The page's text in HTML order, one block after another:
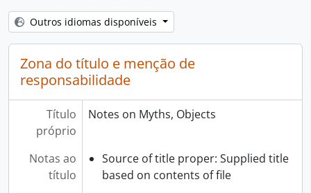
[Séries] 4 - Community Service Files, 1972-2000
[Séries] 5 - Correspondence Files, 1924-2000, predominant 1966-2000.
Outros idiomas disponíveis
Zona do título e menção de
responsabilidade
Título
próprio
Notes on Myths, Objects
Notas ao
título
Source of title proper: Supplied title
based on contents of file